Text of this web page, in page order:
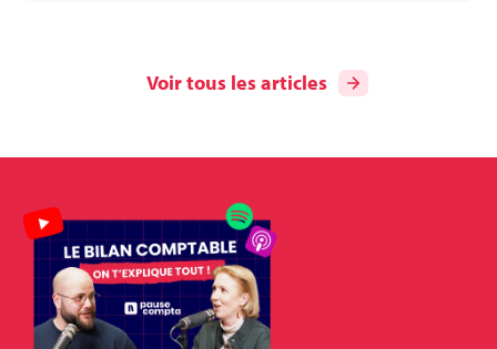
Voir tous les articles